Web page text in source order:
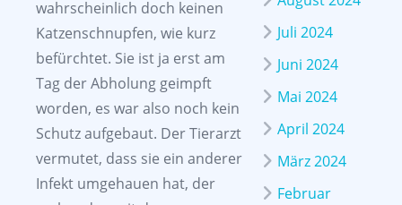
wahrscheinlich doch keinen
Katzenschnupfen, wie kurz
befürchtet. Sie ist ja erst am
Tag der Abholung geimpft
worden, es war also noch kein
Schutz aufgebaut. Der Tierarzt
vermutet, dass sie ein anderer
Infekt umgehauen hat, der
Juli 2024
Juni 2024
Mai 2024
April 2024
März 2024
Februar